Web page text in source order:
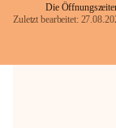
Glück Auf!
GmbH
Die
Zuletzt bearbeitet: